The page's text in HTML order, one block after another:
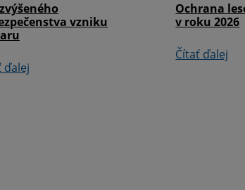
vzniku
ďalej
Ochrana
v roku 2026
Čítať ďalej